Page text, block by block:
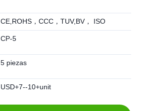
CE,ROHS，CCC，TUV,BV， ISO
CP-5
5 piezas
USD+7--10+unit